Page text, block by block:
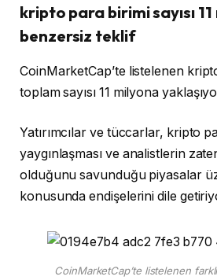
kripto para birimi sayısı
benzersiz teklif
CoinMarketCap’te listelenen
toplam sayısı 11 milyona
Yatırımcılar ve tüccarlar, kripto
yaygınlaşması ve analistlerin
olduğunu savunduğu piyasalar
konusunda endişelerini dile
CoinMarketCap’te listelenen